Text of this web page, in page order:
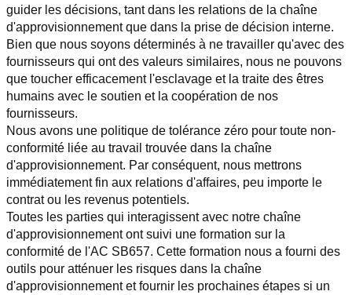
guider les décisions, tant dans les relations de la chaîne
d'approvisionnement que dans la prise de décision interne.
Bien que nous soyons déterminés à ne travailler qu'avec des
fournisseurs qui ont des valeurs similaires, nous ne pouvons
que toucher efficacement l'esclavage et la traite des êtres
humains avec le soutien et la coopération de nos
fournisseurs.
Nous avons une politique de tolérance zéro pour toute non-
conformité liée au travail trouvée dans la chaîne
d'approvisionnement. Par conséquent, nous mettrons
immédiatement fin aux relations d'affaires, peu importe le
contrat ou les revenus potentiels.
Toutes les parties qui interagissent avec notre chaîne
d'approvisionnement ont suivi une formation sur la
conformité de l'AC SB657. Cette formation nous a fourni des
outils pour atténuer les risques dans la chaîne
d'approvisionnement et fournir les prochaines étapes si un